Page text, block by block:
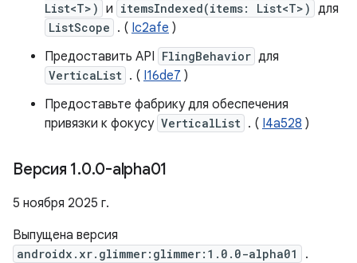
List<T>) и itemsIndexed(items: List<T>) для
ListScope . ( Ic2afe )
Предоставить API FlingBehavior для
VerticaList . ( I16de7 )
Предоставьте фабрику для обеспечения
привязки к фокусу VerticalList . ( I4a528 )
Версия 1.0.0-alpha01
5 ноября 2025 г.
Выпущена версия
androidx.xr.glimmer:glimmer:1.0.0-alpha01
.